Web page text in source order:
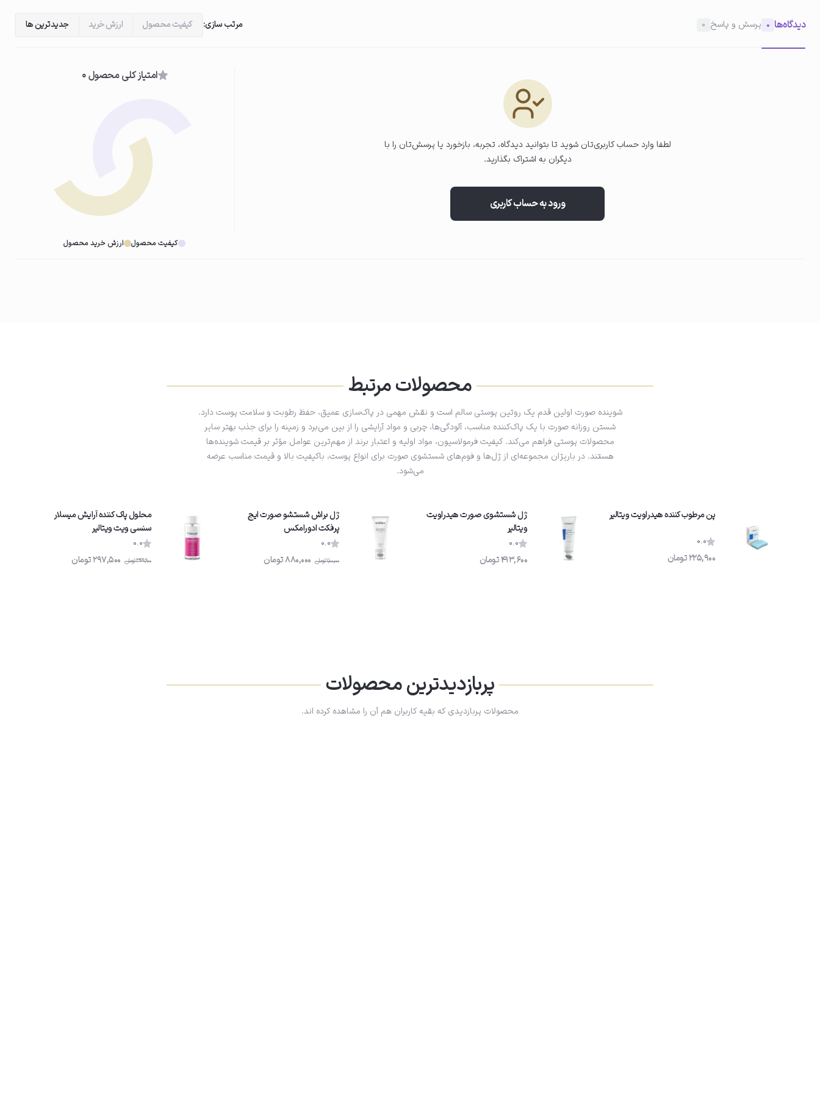
پد را به‌آرامی روی پوست صورت (و در صورت نیاز گردن) بکشید تا آرایش و آلودگی‌ها پاک شوند. در صورت باقی
ماندن آلودگی، این مرحله را با پد تمیز تکرار کنید.
دیدگاه‌ها 0 پرسش و پاسخ 0 مرتب سازی: کیفیت محصول ارزش خرید جدیدترین ها
لطفا وارد حساب کاربری‌تان شوید تا بتوانید دیدگاه، تجربه، بازخورد یا پرسش‌تان را با
دیگران به اشتراک بگذارید.
ورود به حساب کاربری
امتیاز کلی محصول 0
کیفیت محصول ارزش خرید محصول
محصولات مرتبط
شوینده صورت اولین قدم یک روتین پوستی سالم است و نقش مهمی در پاک‌سازی عمیق، حفظ رطوبت و سلامت پوست دارد.
شستن روزانه صورت با یک پاک‌کننده مناسب، آلودگی‌ها، چربی و مواد آرایشی را از بین می‌برد و زمینه را برای جذب بهتر سایر
محصولات پوستی فراهم می‌کند. کیفیت فرمولاسیون، مواد اولیه و اعتبار برند از مهم‌ترین عوامل مؤثر بر قیمت شوینده‌ها
هستند. در باریژان مجموعه‌ای از ژل‌ها و فوم‌های شستشوی صورت برای انواع پوست، باکیفیت بالا و قیمت مناسب عرضه
می‌شود.
پن مرطوب کننده هیدراویت ویتالیر
0.0
225,900تومان
ژل شستشوى صورت هیدراویت
ویتالیر
0.0
413,600تومان
ژل براش شستشو صورت ایج
پرفکت ادورامکس
0.0
1,100,000تومان 880,000تومان
محلول پاک کننده آرایش میسلار
سنسی ویت ویتالیر
0.0
349,900تومان 297,500تومان
پربازدیدترین محصولات
محصولات پربازدیدی که بقیه کاربران هم آن را مشاهده کرده اند.